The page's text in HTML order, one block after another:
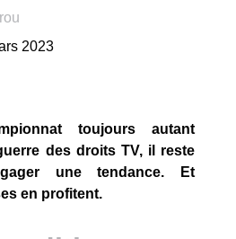
2023
toujours autant
des droits TV, il reste
une tendance. Et
en profitent.